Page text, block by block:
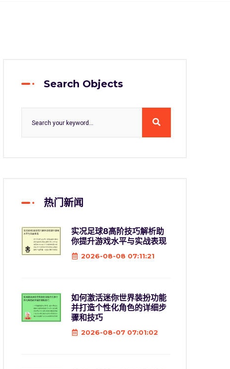
Search Objects
热门新闻
实况足球8高阶技巧解析助
你提升游戏水平与实战表现
2026-08-08 07:11:21
如何激活迷你世界装扮功能
并打造个性化角色的详细步
骤和技巧
2026-08-07 07:01:02